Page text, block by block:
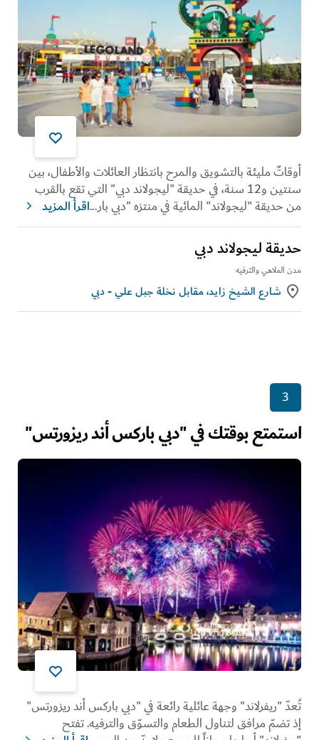
أوقاتٌ مليئة بالتشويق والمرح بانتظار العائلات والأطفال، بين
سنتين و12 سنة، في حديقة "ليجولاند دبي" التي تقع بالقرب
من حديقة "ليجولاند" المائية في منتزه "دبي بار...اقرأ المزيد
حديقة ليجولاند دبي
مدن الملاهي والترفيه
شارع الشيخ زايد، مقابل نخلة جبل علي - دبي
استمتع بوقتك في "دبي باركس أند ريزورتس"
تُعدّ "ريفرلاند" وجهة عائلية رائعة في "دبي باركس أند ريزورتس"
إذ تضمّ مرافق لتناول الطعام والتسوّق والترفيه. تفتح